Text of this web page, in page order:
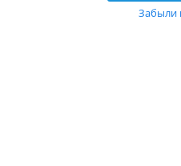
Забыли